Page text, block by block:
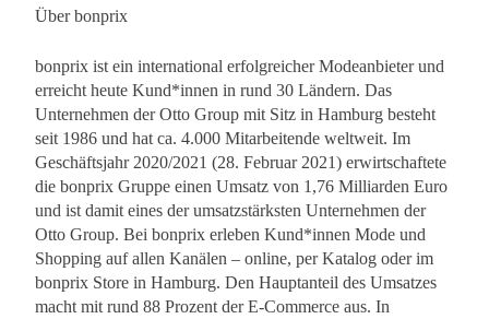
Über bonprix
bonprix ist ein international erfolgreicher Modeanbieter und
erreicht heute Kund*innen in rund 30 Ländern. Das
Unternehmen der Otto Group mit Sitz in Hamburg besteht
seit 1986 und hat ca. 4.000 Mitarbeitende weltweit. Im
Geschäftsjahr 2020/2021 (28. Februar 2021) erwirtschaftete
die bonprix Gruppe einen Umsatz von 1,76 Milliarden Euro
und ist damit eines der umsatzstärksten Unternehmen der
Otto Group. Bei bonprix erleben Kund*innen Mode und
Shopping auf allen Kanälen – online, per Katalog oder im
bonprix Store in Hamburg. Den Hauptanteil des Umsatzes
macht mit rund 88 Prozent der E-Commerce aus. In